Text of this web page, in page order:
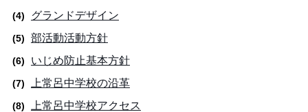
グランドデザイン
部活動活動方針
いじめ防止基本方針
上常呂中学校の沿革
上常呂中学校アクセス